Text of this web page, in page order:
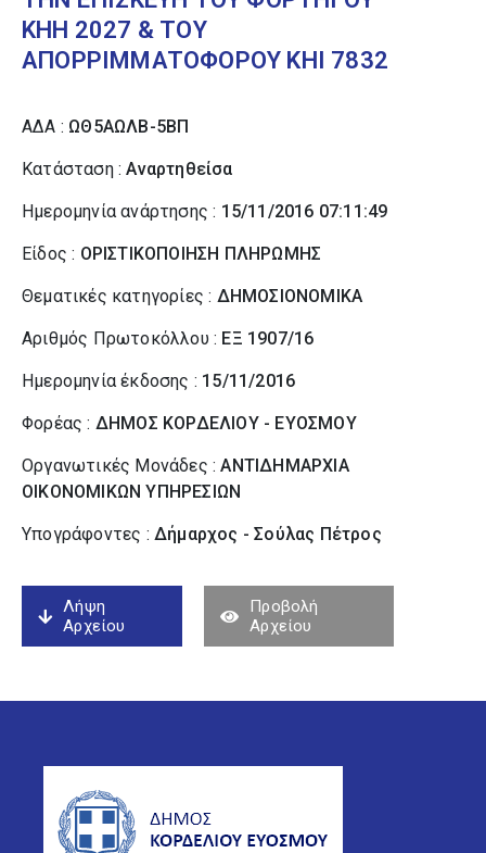
ΚΗΗ 2027 & ΤΟΥ
ΑΠΟΡΡΙΜΜΑΤΟΦΟΡΟΥ ΚΗΙ 7832
ΑΔΑ : ΩΘ5ΑΩΛΒ-5ΒΠ
Κατάσταση :Αναρτηθείσα
Ημερομηνία ανάρτησης : 15/11/2016 07:11:49
Είδος : ΟΡΙΣΤΙΚΟΠΟΙΗΣΗ ΠΛΗΡΩΜΗΣ
Θεματικές κατηγορίες : ΔΗΜΟΣΙΟΝΟΜΙΚΑ
Αριθμός Πρωτοκόλλου : ΕΞ 1907/16
Ημερομηνία έκδοσης : 15/11/2016
Φορέας : ΔΗΜΟΣ ΚΟΡΔΕΛΙΟΥ - ΕΥΟΣΜΟΥ
Οργανωτικές Μονάδες :ΑΝΤΙΔΗΜΑΡΧΙΑ
ΟΙΚΟΝΟΜΙΚΩΝ ΥΠΗΡΕΣΙΩΝ
Υπογράφοντες : Δήμαρχος - Σούλας Πέτρος
Λήψη
Αρχείου
Προβολή
Αρχείου